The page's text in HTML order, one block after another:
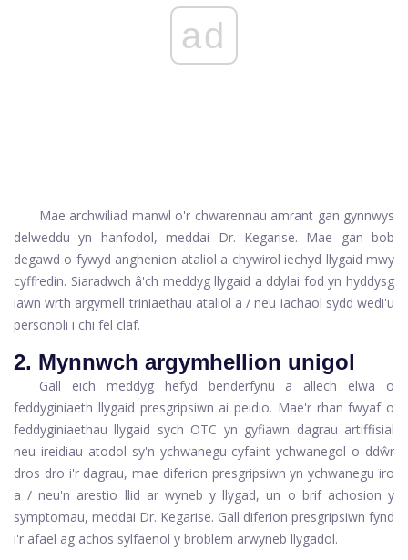
ad
Mae archwiliad manwl o'r chwarennau amrant gan gynnwys
delweddu yn hanfodol, meddai Dr. Kegarise. Mae gan bob
degawd o fywyd anghenion ataliol a chywirol iechyd llygaid mwy
cyffredin. Siaradwch â'ch meddyg llygaid a ddylai fod yn hyddysg
iawn wrth argymell triniaethau ataliol a / neu iachaol sydd wedi'u
personoli i chi fel claf.
2. Mynnwch argymhellion unigol
Gall eich meddyg hefyd benderfynu a allech elwa o
feddyginiaeth llygaid presgripsiwn ai peidio. Mae'r rhan fwyaf o
feddyginiaethau llygaid sych OTC yn gyfiawn dagrau artiffisial
neu ireidiau atodol sy'n ychwanegu cyfaint ychwanegol o ddŵr
dros dro i'r dagrau, mae diferion presgripsiwn yn ychwanegu iro
a / neu'n arestio llid ar wyneb y llygad, un o brif achosion y
symptomau, meddai Dr. Kegarise. Gall diferion presgripsiwn fynd
i'r afael ag achos sylfaenol y broblem arwyneb llygadol.